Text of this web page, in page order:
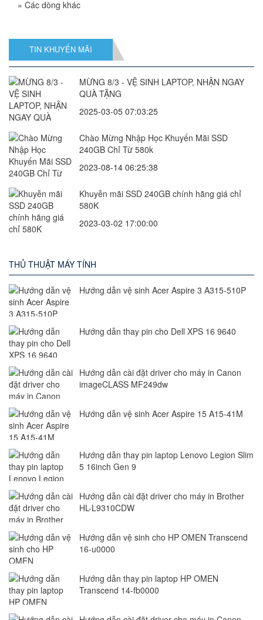
» Các dòng khác
TIN KHUYẾN MÃI
MỪNG 8/3 - VỆ SINH LAPTOP, NHẬN NGAY
QUÀ TẶNG
2025-03-05 07:03:25
Chào Mừng Nhập Học Khuyến Mãi SSD
240GB Chỉ Từ 580k
2023-08-14 06:25:38
Khuyễn mãi SSD 240GB chính hãng giá chỉ
580K
2023-03-02 17:00:00
THỦ THUẬT MÁY TÍNH
Hướng dẫn vệ sinh Acer Aspire 3 A315-510P
Hướng dẫn thay pin cho Dell XPS 16 9640
Hướng dẫn cài đặt driver cho máy in Canon
imageCLASS MF249dw
Hướng dẫn vệ sinh Acer Aspire 15 A15-41M
Hướng dẫn thay pin laptop Lenovo Legion Slim
5 16inch Gen 9
Hướng dẫn cài đặt driver cho máy in Brother
HL-L9310CDW
Hướng dẫn vệ sinh cho HP OMEN Transcend
16-u0000
Hướng dẫn thay pin laptop HP OMEN
Transcend 14-fb0000